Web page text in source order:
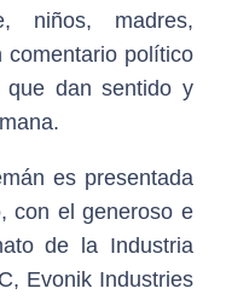
niños, madres,
político
dan sentido y
es presentada
con el generoso e
de la Industria
Evonik Industries